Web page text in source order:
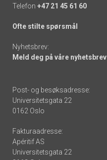
Telefon +47 21 45 61 60
Ofte stilte spørsmål
Nyhetsbrev:
Meld deg på våre nyhetsbrev
Post- og besøksadresse:
Universitetsgata 22
0162 Oslo
Fakturaadresse:
Apéritif AS
Universitetsgata 22